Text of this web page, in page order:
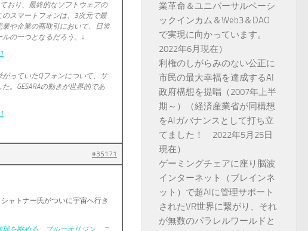
おり、最終的なソフトウェアの
スマートフォンは、3次元で最
や企業の商取引において、日常
の一つとなるだろう。↓
っていたQフォンについて、サ
。GESARAの動きが世界的であ
#35171
ャトナー氏がついに宇宙へ行き
球を眺める ブルーオリジン、ニ
業革命＆ユニバーサルベーシ
ックインカム＆Web3＆DAO
で実現に向かっています。
2022年6月現在）
利権のしがらみのない公正に
市民の最大幸福を達成するAI
政府構想を提唱（2007年上半
期～）（経済産業省が同構想
をAIガバナンスとして打ち立
てました！ 2022年5月25日
現在）
ゲーミングチェアに座り脳波
インターネット（ブレインネ
ット）で超AIに管理サポート
されたVR世界に繋がり、それ
が無数のパラレルワールドと